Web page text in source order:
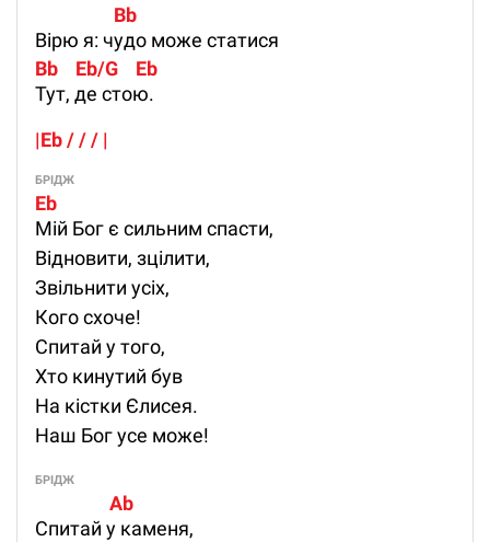
                  Bb
Вірю я: чудо може статися
Bb    Eb/G    Eb
Тут, де стою.
|Eb / / / |
БРІДЖ
Eb
Мій Бог є сильним спасти,
Відновити, зцілити,
Звільнити усіх,
Кого схоче!
Спитай у того,
Хто кинутий був
На кістки Єлисея.
Наш Бог усе може!
БРІДЖ
                 Ab
Спитай у каменя,